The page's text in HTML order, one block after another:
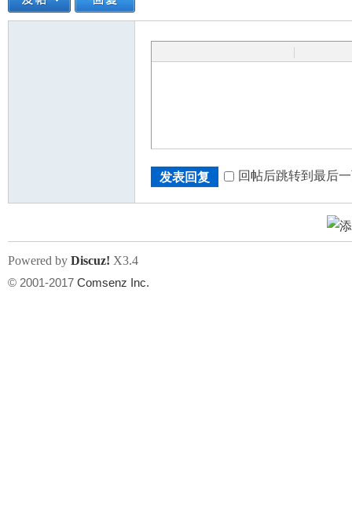
州
|
发表回复 回帖后跳转到最后
Powered by Discuz! X3.4
© 2001-2017 Comsenz Inc.